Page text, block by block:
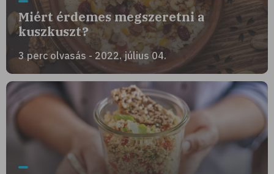
Miért érdemes megszeretni a
kuszkuszt?
3 perc olvasás - 2022. július 04.